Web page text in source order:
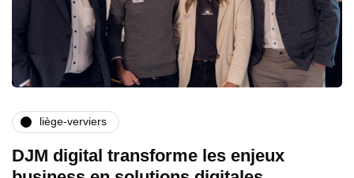
liège-verviers
DJM digital transforme les enjeux